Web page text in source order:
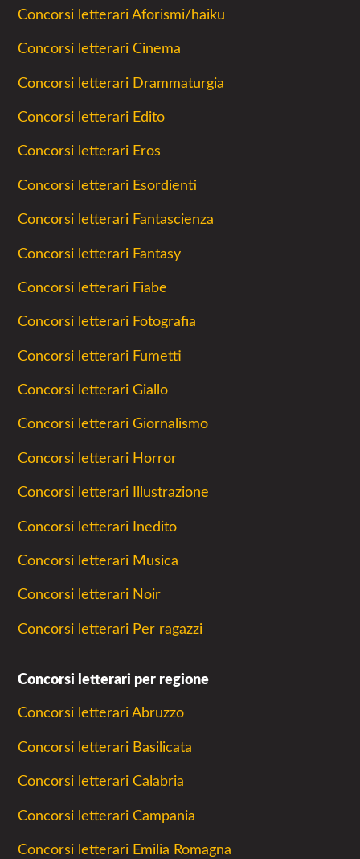
Concorsi letterari Aforismi/haiku
Concorsi letterari Cinema
Concorsi letterari Drammaturgia
Concorsi letterari Edito
Concorsi letterari Eros
Concorsi letterari Esordienti
Concorsi letterari Fantascienza
Concorsi letterari Fantasy
Concorsi letterari Fiabe
Concorsi letterari Fotografia
Concorsi letterari Fumetti
Concorsi letterari Giallo
Concorsi letterari Giornalismo
Concorsi letterari Horror
Concorsi letterari Illustrazione
Concorsi letterari Inedito
Concorsi letterari Musica
Concorsi letterari Noir
Concorsi letterari Per ragazzi
Concorsi letterari per regione
Concorsi letterari Abruzzo
Concorsi letterari Basilicata
Concorsi letterari Calabria
Concorsi letterari Campania
Concorsi letterari Emilia Romagna